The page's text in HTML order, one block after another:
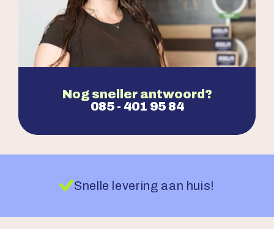
Nog sneller antwoord?
085 - 401 95 84
Snelle levering aan huis!